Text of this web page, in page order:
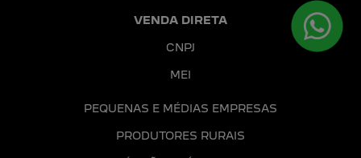
VENDA DIRETA
CNPJ
MEI
PEQUENAS E MÉDIAS EMPRESAS
PRODUTORES RURAIS